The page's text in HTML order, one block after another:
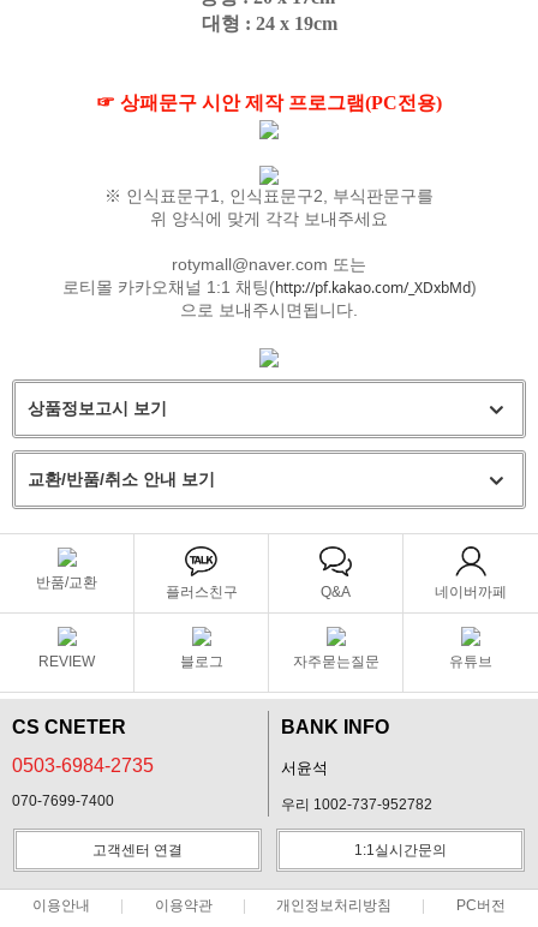
대형 : 24 x 19cm
☞ 상패문구 시안 제작 프로그램(PC전용)
※ 인식표문구1, 인식표문구2, 부식판문구를
위 양식에 맞게 각각 보내주세요
rotymall@naver.com 또는
로티몰 카카오채널 1:1 채팅(http://pf.kakao.com/_XDxbMd)
으로 보내주시면됩니다.
상품정보고시 보기
교환/반품/취소 안내 보기
반품/교환
플러스친구 Q&A 네이버까페
REVIEW 블로그 자주묻는질문 유튜브
CS CNETER
0503-6984-2735
070-7699-7400
BANK INFO
서윤석
우리 1002-737-952782
고객센터 연결 1:1실시간문의
이용안내 이용약관 개인정보처리방침 PC버전